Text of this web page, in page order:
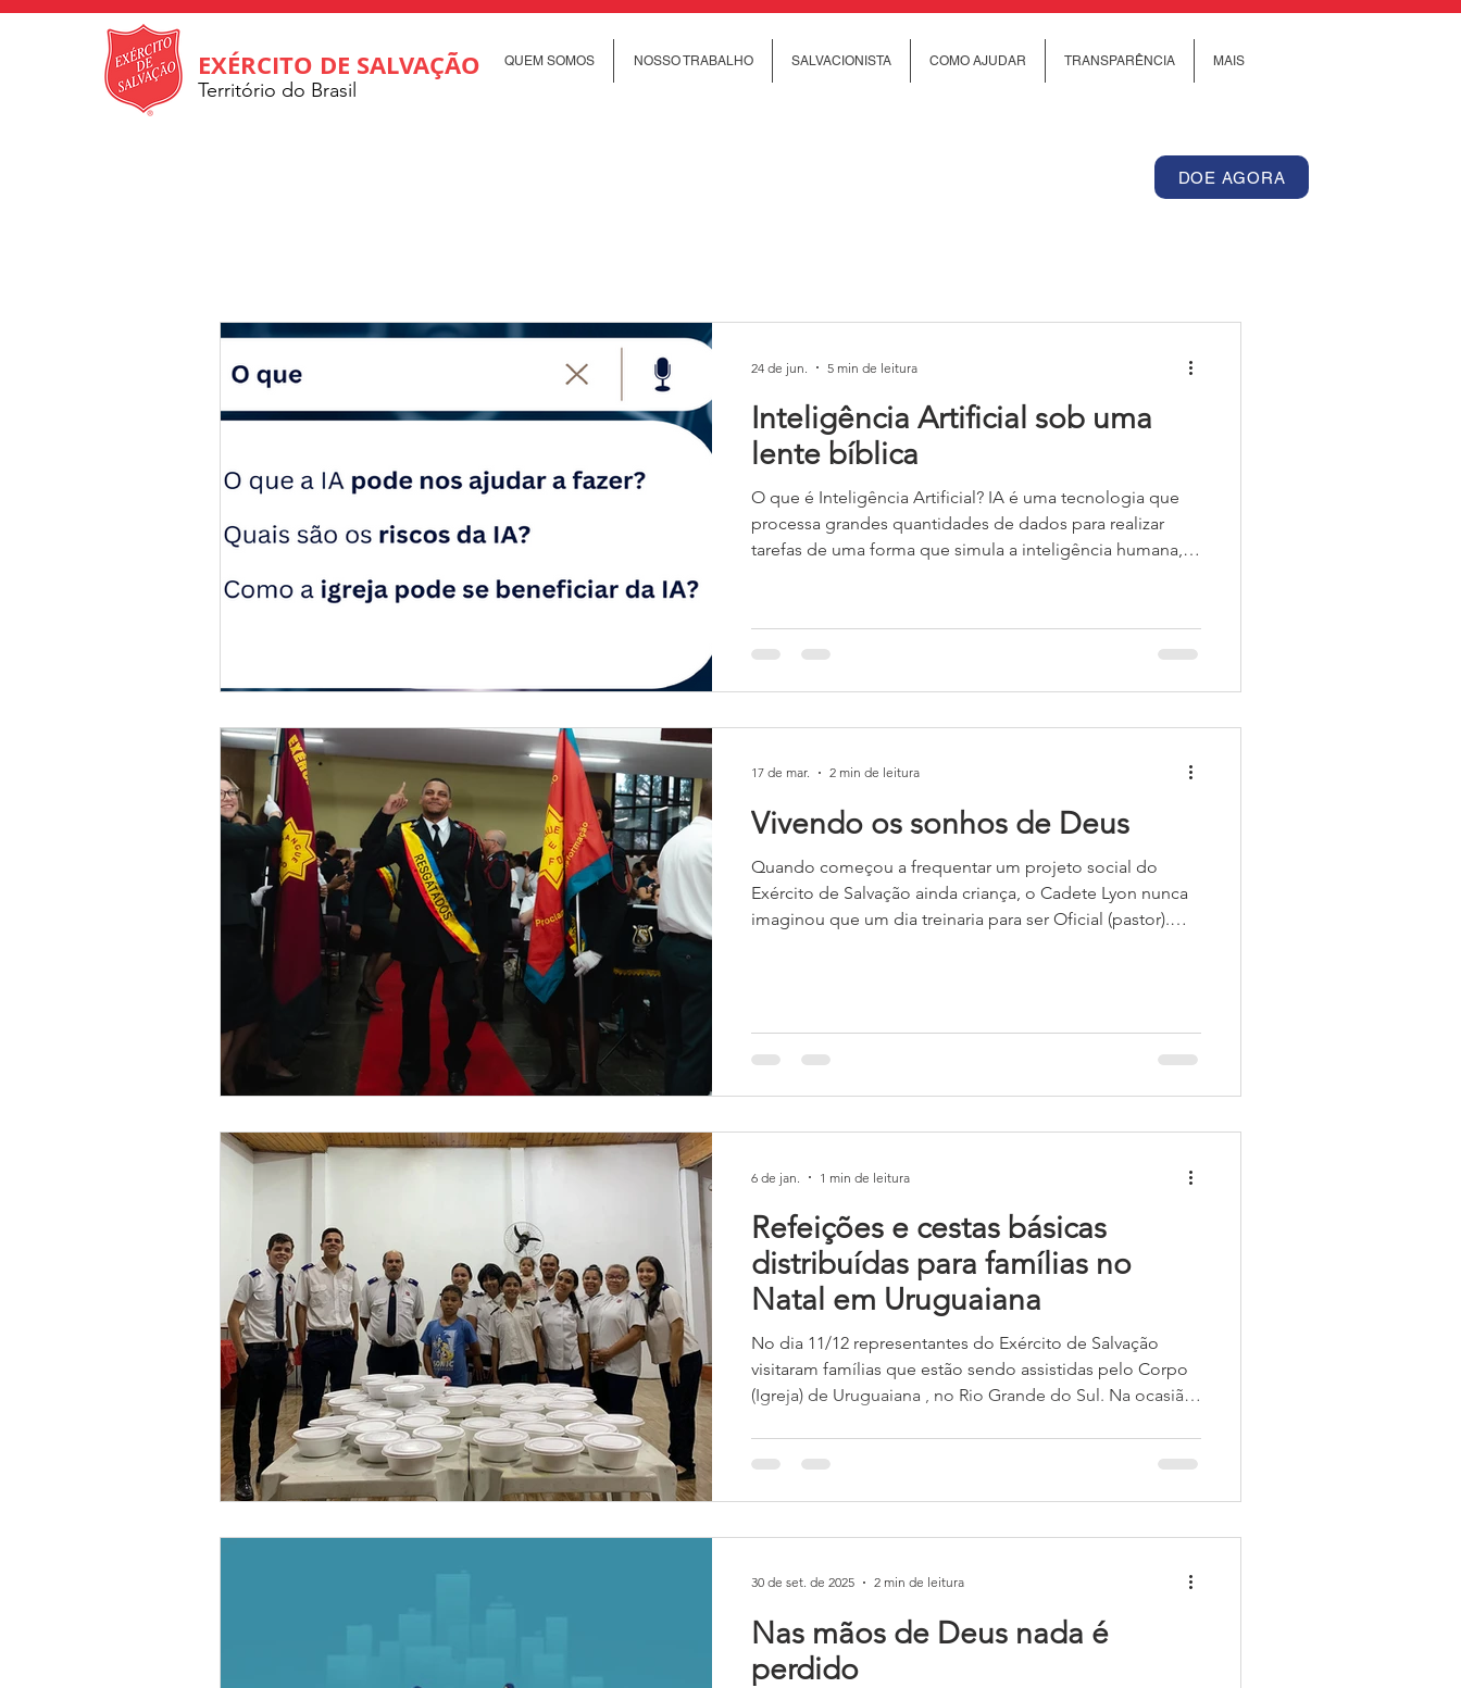
EXÉRCITO DE SALVAÇÃO
Território do Brasil
QUEM SOMOS NOSSO TRABALHO SALVACIONISTA COMO AJUDAR TRANSPARÊNCIA MAIS
DOE AGORA
Inteligência Artificial sob uma
lente bíblica
O que é Inteligência Artificial? IA é uma tecnologia que
processa grandes quantidades de dados para realizar
tarefas de uma forma que simula a inteligência humana,
supermercado, ele está usando IA para rastrear suas
preferências de compras e gerenciar o estoque. Ao
24 de jun. 5 min de leitura
Vivendo os sonhos de Deus
Quando começou a frequentar um projeto social do
Exército de Salvação ainda criança, o Cadete Lyon nunca
imaginou que um dia treinaria para ser Oficial (pastor).
17 de mar. 2 min de leitura
Refeições e cestas básicas
distribuídas para famílias no
Natal em Uruguaiana
No dia 11/12 representantes do Exército de Salvação
visitaram famílias que estão sendo assistidas pelo Corpo
(Igreja) de Uruguaiana , no Rio Grande do Sul. Na ocasião,
contínuo também no ano de 2026. Ao menos 100
refeições foram distribuídas. No dia 23/12, voluntários
6 de jan. 1 min de leitura
Nas mãos de Deus nada é
perdido
30 de set. de 2025 2 min de leitura